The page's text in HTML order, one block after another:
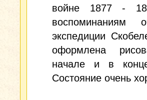
войне 1877 -
воспоминаниям
экспедиции
оформлена
начале и в
Состояние очень